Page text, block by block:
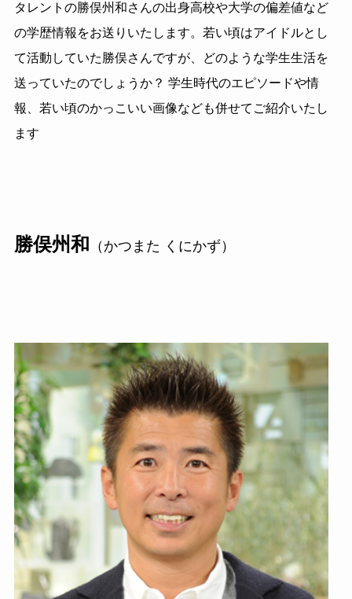
タレントの勝俣州和さんの出身高校や大学の偏差値など
の学歴情報をお送りいたします。若い頃はアイドルとし
て活動していた勝俣さんですが、どのような学生生活を
送っていたのでしょうか？ 学生時代のエピソードや情
報、若い頃のかっこいい画像なども併せてご紹介いたし
ます
勝俣州和 （かつまた くにかず）